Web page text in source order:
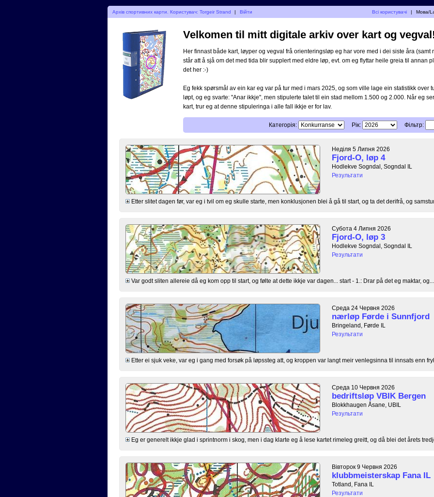
Архів спортивних карти. Користувач: Torgeir Strand | Війти Всі користувачі | Мова/
Velkomen til mitt digitale arkiv over kart og
Her finnast både kart, løyper og vegval frå orienteringsløp eg har vore med i dei siste åra (samt
står att å sjå om det med tida blir supplert med eldre løp, evt. om eg flyttar heile greia til annan
det her :-)
Eg fekk spørsmål av ein kar eg var på tur med i mars 2025, og som ville lage ein statistikk over
løpt, og eg svarte: "Anar ikkje", men stipulerte talet til ein stad mellom 1.500 og 2.000. Når eg
kart, trur eg at denne stipuleringa i alle fall ikkje er for lav.
Категорія: Рік: Фільтр:
Неділя 5 Липня 2026
Fjord-O, løp 4
Hodlekve Sogndal, Sogndal IL
Результати
Etter slitet dagen før, var eg i tvil om eg skulle starte, men konklusjonen blei å gå til start, og ta det derifrå, og
Субота 4 Липня 2026
Fjord-O, løp 3
Hodlekve Sogndal, Sogndal IL
Результати
Var godt sliten allereie då eg kom opp til start, og følte at dette ikkje var dagen... start - 1.: Drar på det eg maktar, og...
Среда 24 Червня 2026
nærløp Førde i Sunnfjord
Bringeland, Førde IL
Результати
Etter ei sjuk veke, var eg i gang med forsøk på løpssteg att, og kroppen var langt meir venlegsinna til innsats enn
Среда 10 Червня 2026
bedriftsløp VBIK Bergen
Blokkhaugen Åsane, UBIL
Результати
Eg er generelt ikkje glad i sprintnorm i skog, men i dag klarte eg å lese kartet rimeleg greitt, og då blei det årets
Вівторок 9 Червня 2026
klubbmeisterskap Fana IL
Totland, Fana IL
Результати